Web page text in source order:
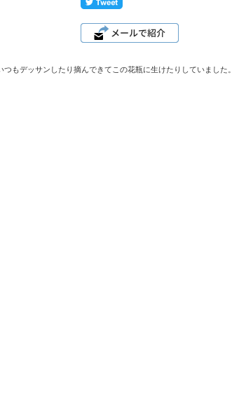
もデッサンしたり摘んできてこの花瓶に生けたりしていました。